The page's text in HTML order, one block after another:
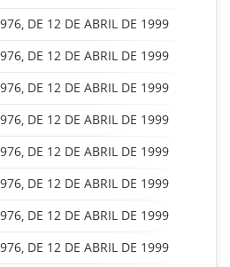
DE 12 DE ABRIL DE 1999
DE 12 DE ABRIL DE 1999
DE 12 DE ABRIL DE 1999
DE 12 DE ABRIL DE 1999
DE 12 DE ABRIL DE 1999
DE 12 DE ABRIL DE 1999
DE 12 DE ABRIL DE 1999
DE 12 DE ABRIL DE 1999